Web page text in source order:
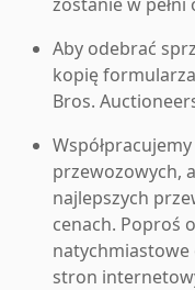
Aby odebrać
kopię
Bros.
przewozowych,
najlepszych
cenach. Poproś
natychmiastowe
stron